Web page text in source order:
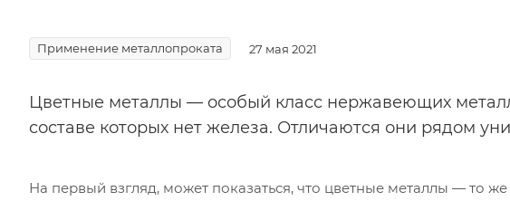
Применение металлопроката 27 мая 2021
Цветные металлы — особый класс нержавеющих
составе которых нет железа. Отличаются они рядом
На первый взгляд, может показаться, что цветные металлы — то